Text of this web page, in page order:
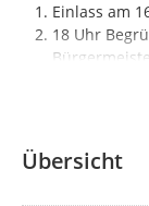
Einlass am
18 Uhr
Paul
Wie entsteht
Übersicht